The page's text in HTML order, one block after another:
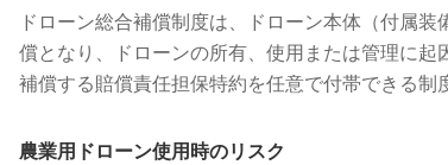
ドローン総合補償制度は、ドローン本体（付属
償となり、ドローンの所有、使用または管理に
補償する賠償責任担保特約を任意で付帯できる制
農業用ドローン使用時のリスク